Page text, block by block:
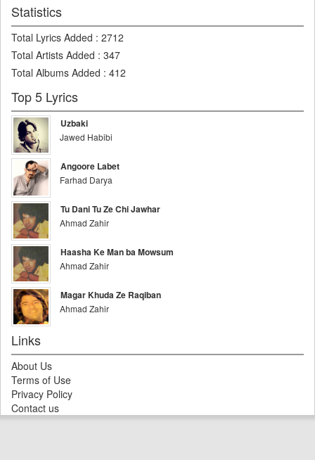
Statistics
Total Lyrics Added : 2712
Total Artists Added : 347
Total Albums Added : 412
Top 5 Lyrics
Uzbaki
Jawed Habibi
Angoore Labet
Farhad Darya
Tu Dani Tu Ze Chi Jawhar
Ahmad Zahir
Haasha Ke Man ba Mowsum
Ahmad Zahir
Magar Khuda Ze Raqiban
Ahmad Zahir
Links
About Us
Terms of Use
Privacy Policy
Contact us